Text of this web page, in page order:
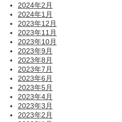
2024年2月
2024年1月
2023年12月
2023年11月
2023年10月
2023年9月
2023年8月
2023年7月
2023年6月
2023年5月
2023年4月
2023年3月
2023年2月